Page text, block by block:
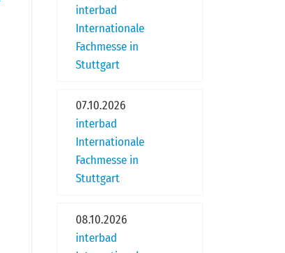
interbad
Internationale
Fachmesse in
Stuttgart
07.10.2026
interbad
Internationale
Fachmesse in
Stuttgart
08.10.2026
interbad